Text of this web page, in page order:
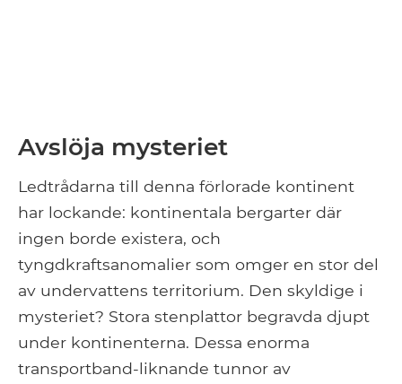
Avslöja mysteriet
Ledtrådarna till denna förlorade kontinent
har lockande: kontinentala bergarter där
ingen borde existera, och
tyngdkraftsanomalier som omger en stor del
av undervattens territorium. Den skyldige i
mysteriet? Stora stenplattor begravda djupt
under kontinenterna. Dessa enorma
transportband-liknande tunnor av